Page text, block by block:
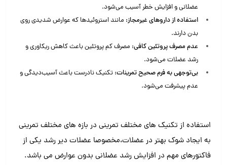
عضلانی و افزایش خطر آسیب می‌شود.
استفاده از داروهای غیرمجاز: مانند استروئیدها که عوارض شدیدی روی
بدن دارند.
عدم مصرف پروتئین کافی: مصرف کم پروتئین باعث کاهش ریکاوری و
رشد عضلات می‌شود.
بی‌توجهی به فرم صحیح تمرینات: تکنیک نادرست باعث آسیب‌دیدگی و
عدم پیشرفت می‌شود.
استفاده از تکنیک های مختلف تمرینی در بازه های مختلف تمرینی
به ایجاد شوک بهتر در عضلات،مخصوصا عضلات دیر رشد یکی از
فاکتورهای مهم در افزایش رشد عضلانی بدون عوارض می باشد.